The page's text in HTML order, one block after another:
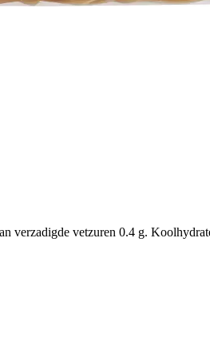
verzadigde vetzuren 0.4 g.